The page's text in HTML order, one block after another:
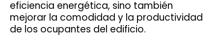
eficiencia energética, sino también
mejorar la comodidad y la productividad
de los ocupantes del edificio.